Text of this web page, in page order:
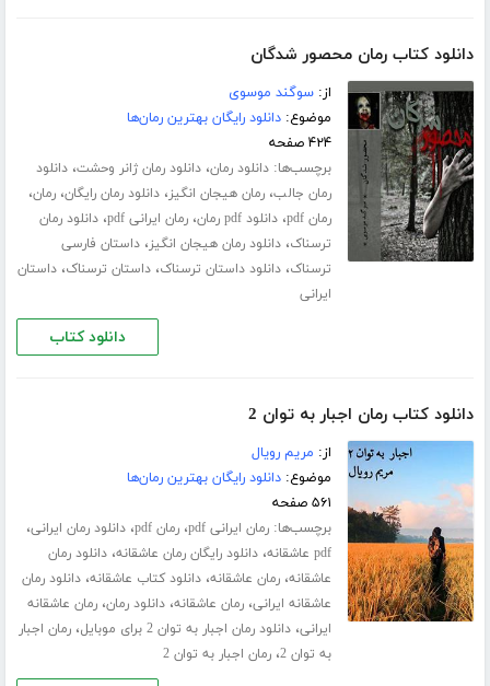
دانلود کتاب رمان محصور شدگان
از:سوگند موسوی
موضوع:دانلود رایگان بهترین رمان‌ها
۴۲۴ صفحه
برچسب‌ها:دانلود رمان،دانلود رمان ژانر وحشت،دانلود
رمان جالب،رمان هیجان انگیز،دانلود رمان رایگان،رمان،
رمان pdf ،دانلود pdf رمان ،رمان ایرانی pdf ،دانلود رمان
ترسناک،دانلود رمان هیجان انگیز،داستان فارسی
ترسناک،دانلود داستان ترسناک،داستان ترسناک،داستان
ایرانی
دانلود کتاب
دانلود کتاب رمان اجبار به توان 2
از: مریم رویال
موضوع:دانلود رایگان بهترین رمان‌ها
۵۶۱ صفحه
برچسب‌ها:رمان ایرانی pdf ،رمان pdf ،دانلود رمان ایرانی،
pdf عاشقانه ،دانلود رایگان رمان عاشقانه،دانلود رمان
عاشقانه،رمان عاشقانه،دانلود کتاب عاشقانه،دانلود رمان
عاشقانه ایرانی،رمان عاشقانه،دانلود رمان،رمان عاشقانه
ایرانی،دانلود رمان اجبار به توان 2 برای موبایل ،رمان اجبار
به توان 2 ،رمان اجبار به توان 2